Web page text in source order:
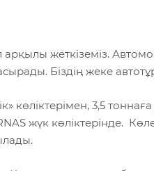
жеткіземіз.
Біздің жеке
көліктерімен, 3,5
жүк көліктерінде.